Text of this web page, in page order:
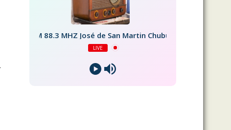
FM 88.3 MHZ José de San Martin Chubut
LIVE